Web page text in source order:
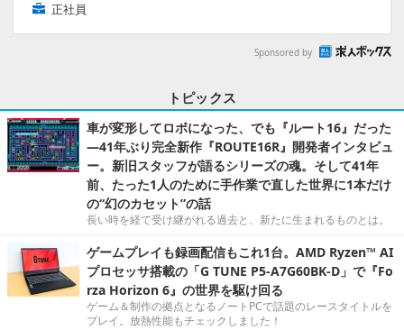
正社員
Sponsored by
トピックス
車が変形してロボになった、でも『ルート16』だった
―41年ぶり完全新作『ROUTE16R』開発者インタビュ
ー。新旧スタッフが語るシリーズの魂。そして41年
前、たった1人のために手作業で直した世界に1本だけ
の“幻のカセット”の話
長い時を経て受け継がれる過去と、新たに生まれるものとは。
ゲームプレイも録画配信もこれ1台。AMD Ryzen™ AI
プロセッサ搭載の「G TUNE P5-A7G60BK-D」で『Fo
rza Horizon 6』の世界を駆け回る
ゲーム＆制作の拠点となるノートPCで話題のレースタイトルを
プレイ。放熱性能もチェックしました！